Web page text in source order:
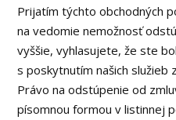
Prijatím týchto obchodných
na vedomie nemožnosť
vyššie, vyhlasujete, že ste
s poskytnutím našich služieb
Právo na odstúpenie od
písomnou formou v listinnej